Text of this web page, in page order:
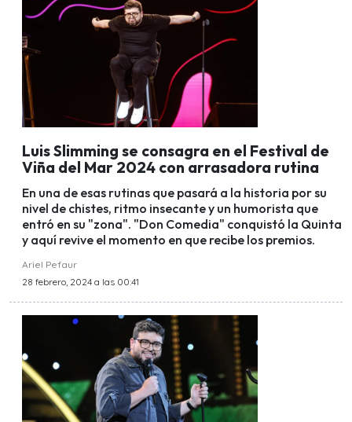
Luis Slimming se consagra en el Festival de
Viña del Mar 2024 con arrasadora rutina
En una de esas rutinas que pasará a la historia por su
nivel de chistes, ritmo insecante y un humorista que
entró en su "zona". "Don Comedia" conquistó la Quinta
y aquí revive el momento en que recibe los premios.
Ariel Pefaur
28 febrero, 2024 a las 00:41